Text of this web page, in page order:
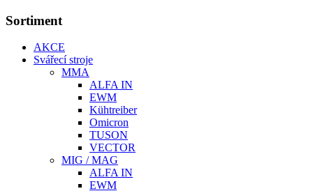
Sortiment
AKCE
Svářecí stroje
MMA
ALFA IN
EWM
Kühtreiber
Omicron
TUSON
VECTOR
MIG / MAG
ALFA IN
EWM